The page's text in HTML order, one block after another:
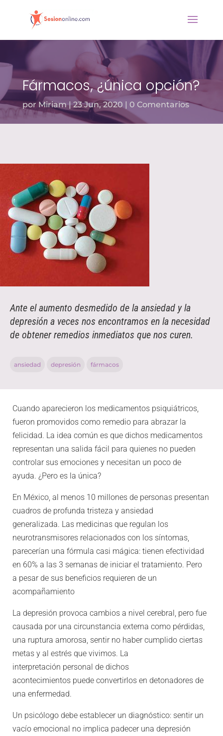
Fármacos, ¿única opción?
porMiriam 23 Jun, 2020 0 Comentarios
Ante el aumento desmedido de la ansiedad y la
depresión a veces nos encontramos en la necesidad
de obtener remedios inmediatos que nos curen.
ansiedad depresión fármacos
Cuando aparecieron los medicamentos psiquiátricos,
fueron promovidos como remedio para abrazar la
felicidad. La idea común es que dichos medicamentos
representan una salida fácil para quienes no pueden
controlar sus emociones y necesitan un poco de
ayuda. ¿Pero es la única?
En México, al menos 10 millones de personas presentan
cuadros de profunda tristeza y ansiedad
generalizada. Las medicinas que regulan los
neurotransmisores relacionados con los síntomas,
parecerían una fórmula casi mágica: tienen efectividad
en 60% a las 3 semanas de iniciar el tratamiento. Pero
a pesar de sus beneficios requieren de un
acompañamiento
La depresión provoca cambios a nivel cerebral, pero fue
causada por una circunstancia externa como pérdidas,
una ruptura amorosa, sentir no haber cumplido ciertas
metas y al estrés que vivimos. La
interpretación personal de dichos
acontecimientos puede convertirlos en detonadores de
una enfermedad.
Un psicólogo debe establecer un diagnóstico: sentir un
vacío emocional no implica padecer una depresión